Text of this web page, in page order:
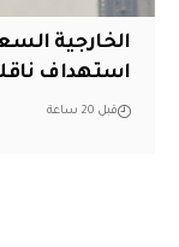
‏الخارجية
استهداف
قبل 20 ساعة